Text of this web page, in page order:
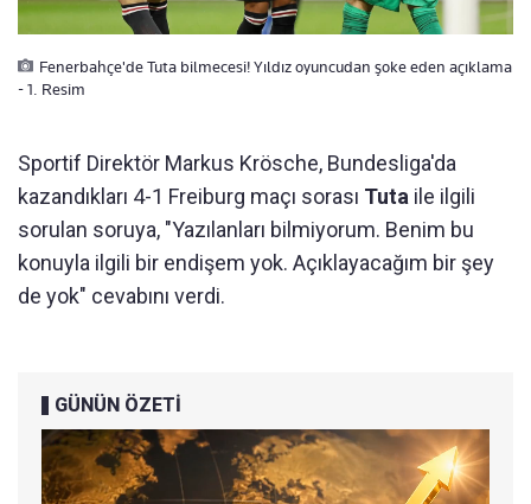
Fenerbahçe'de Tuta bilmecesi! Yıldız oyuncudan şoke eden açıklama
- 1. Resim
Sportif Direktör Markus Krösche, Bundesliga'da
kazandıkları 4-1 Freiburg maçı sorası Tuta ile ilgili
sorulan soruya, "Yazılanları bilmiyorum. Benim bu
konuyla ilgili bir endişem yok. Açıklayacağım bir şey
de yok" cevabını verdi.
GÜNÜN ÖZETİ